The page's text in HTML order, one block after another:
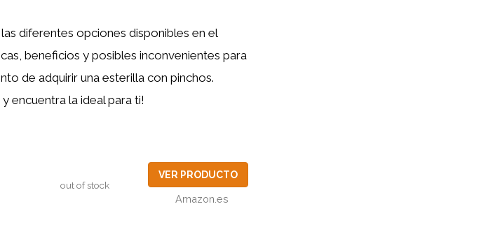
diferentes opciones disponibles en el
beneficios y posibles inconvenientes para
de adquirir una esterilla con pinchos.
encuentra la ideal para ti!
out of stock
VER PRODUCTO
Amazon.es